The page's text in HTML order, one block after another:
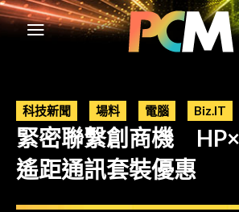
科技新聞 場料 電腦 Biz.IT
緊密聯繫創商機
遙距通訊套裝優惠